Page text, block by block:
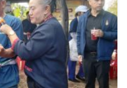
Search